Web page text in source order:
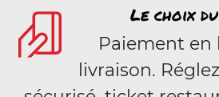
Le choix
Paiement en
livraison.